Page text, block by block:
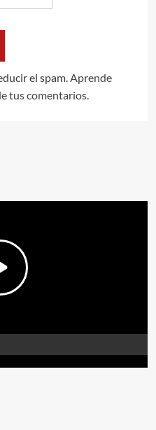
el spam. Aprende
tus comentarios.